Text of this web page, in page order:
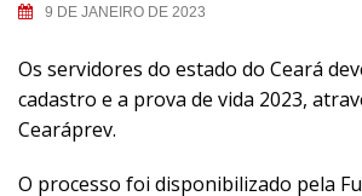
9 DE JANEIRO DE 2023
Os servidores do estado do Ceará
cadastro e a prova de vida 2023,
Cearáprev.
O processo foi disponibilizado pela